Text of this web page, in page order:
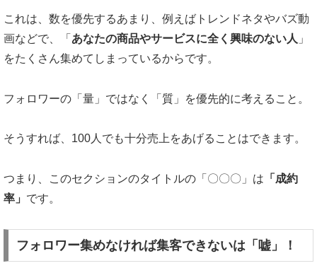
これは、数を優先するあまり、例えばトレンドネタやバズ動
画などで、「 あなたの商品やサービスに全く興味のない人 」
をたくさん集めてしまっているからです。
フォロワーの「量」ではなく「質」を優先的に考えること。
そうすれば、100人でも十分売上をあげることはできます。
つまり、このセクションのタイトルの「〇〇〇」は 「成約
率」 です。
フォロワー集めなければ集客できないは「嘘」！